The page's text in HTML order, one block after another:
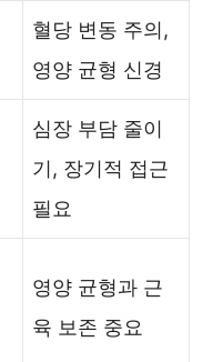
혈당 변동 주의,
영양 균형 신경
심장 부담 줄이
기, 장기적 접근
필요
영양 균형과 근
육 보존 중요